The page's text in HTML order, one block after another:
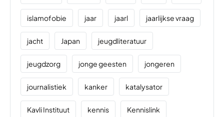
islamofobie jaar jaarl jaarlijkse vraag
jacht Japan jeugdliteratuur
jeugdzorg jonge geesten jongeren
journalistiek kanker katalysator
Kavli Instituut kennis Kennislink